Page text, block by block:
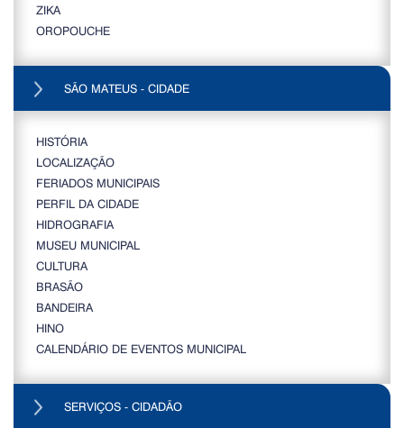
ZIKA
OROPOUCHE
SÃO MATEUS - CIDADE
HISTÓRIA
LOCALIZAÇÃO
FERIADOS MUNICIPAIS
PERFIL DA CIDADE
HIDROGRAFIA
MUSEU MUNICIPAL
CULTURA
BRASÃO
BANDEIRA
HINO
CALENDÁRIO DE EVENTOS MUNICIPAL
SERVIÇOS - CIDADÃO